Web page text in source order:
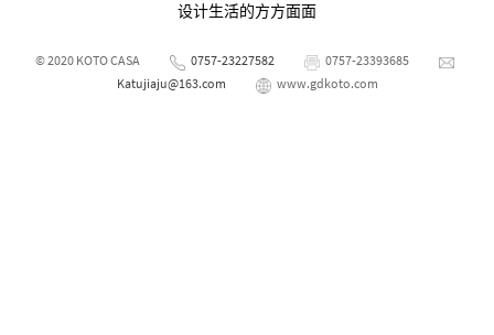
设计生活的方方面面
© 2020 KOTO CASA 0757-23227582
0757-23393685
Katujiaju@163.com
www.gdkoto.com